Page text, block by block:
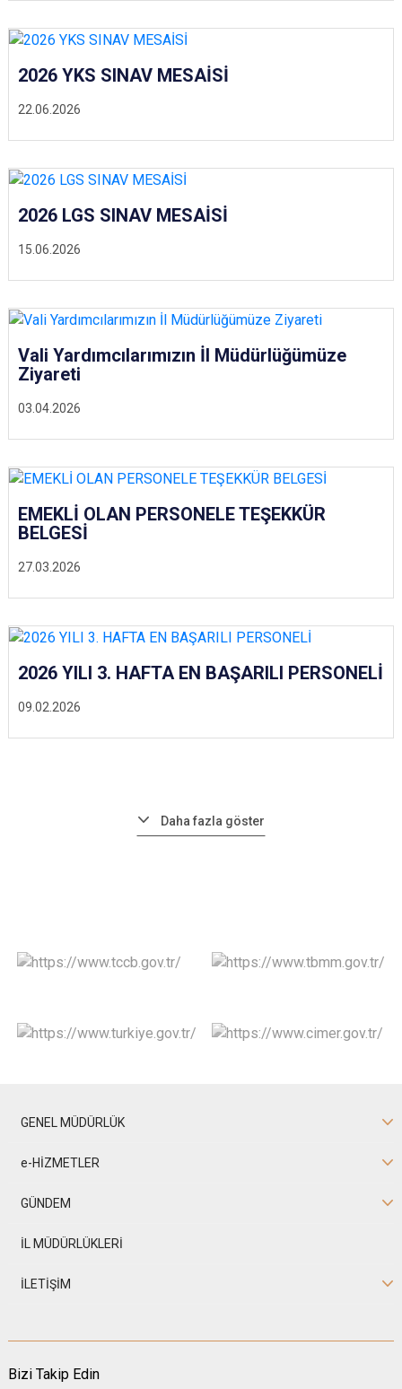
22.06.2026
2026 YKS SINAV MESAİSİ
15.06.2026
2026 LGS SINAV MESAİSİ
03.04.2026
Vali Yardımcılarımızın İl Müdürlüğümüze
Ziyareti
27.03.2026
EMEKLİ OLAN PERSONELE TEŞEKKÜR
BELGESİ
09.02.2026
2026 YILI 3. HAFTA EN BAŞARILI PERSONELİ
Daha fazla göster
GENEL MÜDÜRLÜK
e-HİZMETLER
GÜNDEM
İL MÜDÜRLÜKLERİ
İLETİŞİM
Bizi Takip Edin